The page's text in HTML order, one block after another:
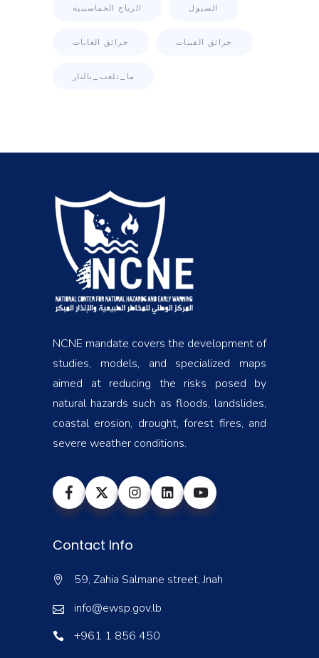
الرياح الخماسينية السيول
حرائق الغابات حرائق القبيات
ما_تلعب_بالنار
NCNE mandate covers the development of
studies, models, and specialized maps
aimed at reducing the risks posed by
natural hazards such as floods, landslides,
coastal erosion, drought, forest fires, and
severe weather conditions.
Contact Info
59, Zahia Salmane street, Jnah
info@ewsp.gov.lb
+961 1 856 450